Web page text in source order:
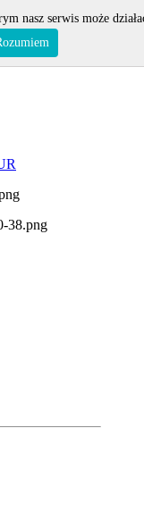
nasz serwis może